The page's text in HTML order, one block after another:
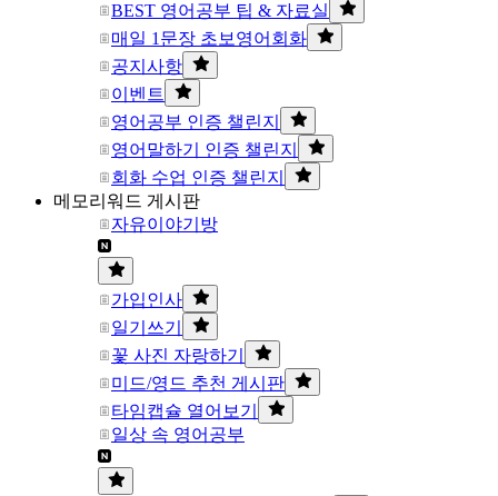
BEST 영어공부 팁 & 자료실
매일 1문장 초보영어회화
공지사항
이벤트
영어공부 인증 챌린지
영어말하기 인증 챌린지
회화 수업 인증 챌린지
메모리워드 게시판
자유이야기방
가입인사
일기쓰기
꽃 사진 자랑하기
미드/영드 추천 게시판
타임캡슐 열어보기
일상 속 영어공부